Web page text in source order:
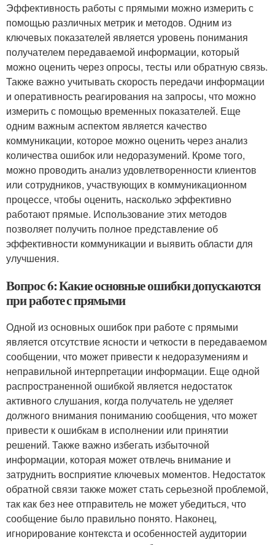
Эффективность работы с прямыми можно измерить с
помощью различных метрик и методов. Одним из
ключевых показателей является уровень понимания
получателем передаваемой информации, который
можно оценить через опросы, тесты или обратную связь.
Также важно учитывать скорость передачи информации
и оперативность реагирования на запросы, что можно
измерить с помощью временных показателей. Еще
одним важным аспектом является качество
коммуникации, которое можно оценить через анализ
количества ошибок или недоразумений. Кроме того,
можно проводить анализ удовлетворенности клиентов
или сотрудников, участвующих в коммуникационном
процессе, чтобы оценить, насколько эффективно
работают прямые. Использование этих методов
позволяет получить полное представление об
эффективности коммуникации и выявить области для
улучшения.
Вопрос 6: Какие основные ошибки допускаются
при работе с прямыми
Одной из основных ошибок при работе с прямыми
является отсутствие ясности и четкости в передаваемом
сообщении, что может привести к недоразумениям и
неправильной интерпретации информации. Еще одной
распространенной ошибкой является недостаток
активного слушания, когда получатель не уделяет
должного внимания пониманию сообщения, что может
привести к ошибкам в исполнении или принятии
решений. Также важно избегать избыточной
информации, которая может отвлечь внимание и
затруднить восприятие ключевых моментов. Недостаток
обратной связи также может стать серьезной проблемой,
так как без нее отправитель не может убедиться, что
сообщение было правильно понято. Наконец,
игнорирование контекста и особенностей аудитории